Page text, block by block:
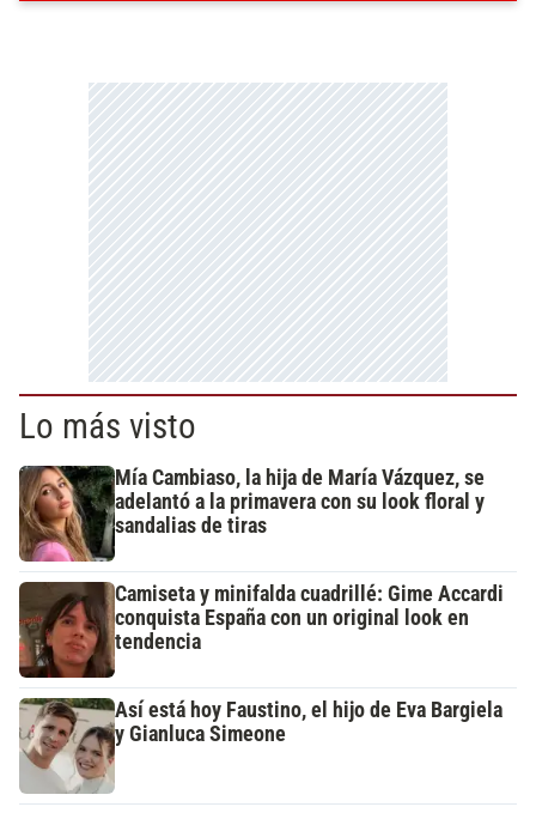
Lo más visto
Mía Cambiaso, la hija de María Vázquez, se
adelantó a la primavera con su look floral y
sandalias de tiras
Camiseta y minifalda cuadrillé: Gime Accardi
conquista España con un original look en
tendencia
Así está hoy Faustino, el hijo de Eva Bargiela
y Gianluca Simeone